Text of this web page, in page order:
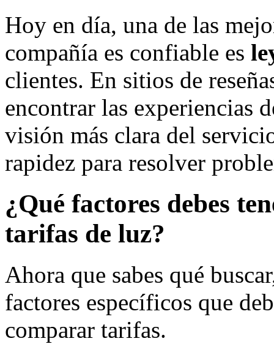
Hoy en día, una de las
compañía es confiable es
clientes. En sitios de
encontrar las experiencias
visión más clara del
rapidez para resolver
¿Qué factores debes
tarifas de luz?
Ahora que sabes qué
factores específicos que
comparar tarifas.